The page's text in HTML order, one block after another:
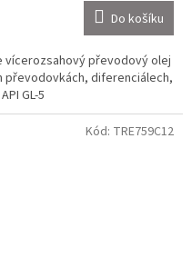
Do košíku
vícerozsahový převodový olej
převodovkách, diferenciálech,
GL-5
Kód: TRE759C12